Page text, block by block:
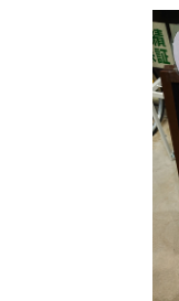
っかり確保して
される方は、ま